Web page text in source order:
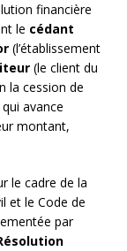
financière
le cédant
(l’établissement
(le client du
la cession de
avance
montant,
le cadre de la
et le Code de
par